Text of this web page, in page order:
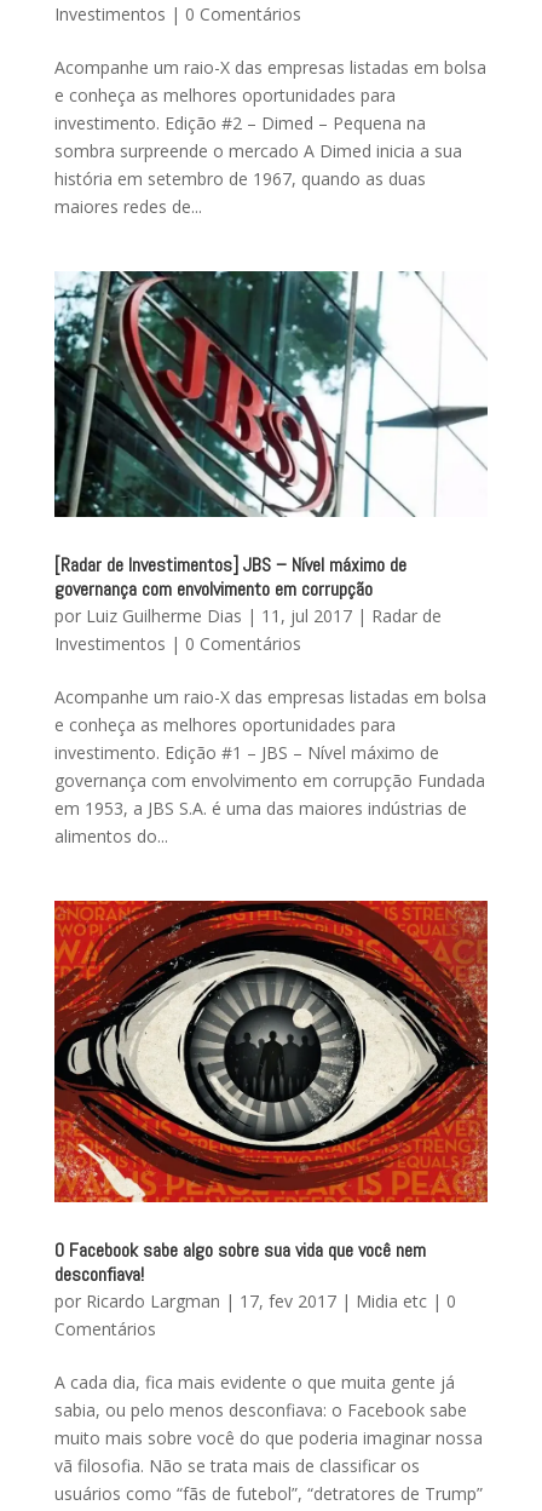
Investimentos | 0 Comentários
Acompanhe um raio-X das empresas listadas em bolsa
e conheça as melhores oportunidades para
investimento. Edição #2 – Dimed – Pequena na
sombra surpreende o mercado A Dimed inicia a sua
história em setembro de 1967, quando as duas
maiores redes de...
[Radar de Investimentos] JBS – Nível máximo de
governança com envolvimento em corrupção
por Luiz Guilherme Dias | 11, jul 2017| Radar de
Investimentos | 0 Comentários
Acompanhe um raio-X das empresas listadas em bolsa
e conheça as melhores oportunidades para
investimento. Edição #1 – JBS – Nível máximo de
governança com envolvimento em corrupção Fundada
em 1953, a JBS S.A. é uma das maiores indústrias de
alimentos do...
O Facebook sabe algo sobre sua vida que você nem
desconfiava!
por Ricardo Largman | 17, fev 2017| Midia etc| 0
Comentários
A cada dia, fica mais evidente o que muita gente já
sabia, ou pelo menos desconfiava: o Facebook sabe
muito mais sobre você do que poderia imaginar nossa
vã filosofia. Não se trata mais de classificar os
usuários como “fãs de futebol”, “detratores de Trump”